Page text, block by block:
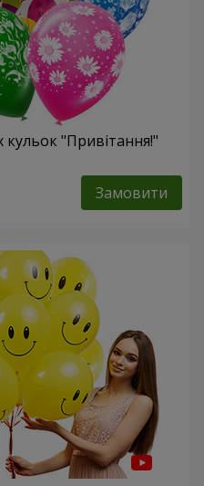
кульок "Привітання!"
Замовити